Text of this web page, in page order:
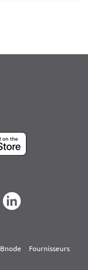
Bnode Fournisseurs